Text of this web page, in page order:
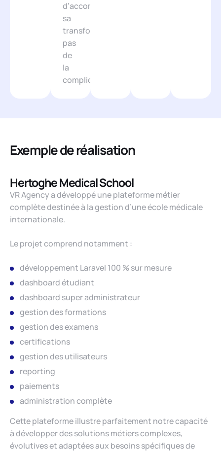
d’accompagner
sa
transformation,
pas
de
la
compliquer.
Exemple de réalisation
Hertoghe Medical School
VR Agency a développé une plateforme métier
complète destinée à la gestion d’une école médicale
internationale.
Le projet comprend notamment :
développement Laravel 100 % sur mesure
dashboard étudiant
dashboard super administrateur
gestion des formations
gestion des examens
certifications
gestion des utilisateurs
reporting
paiements
administration complète
Cette plateforme illustre parfaitement notre capacité
à développer des solutions métiers complexes,
évolutives et adaptées aux besoins spécifiques de